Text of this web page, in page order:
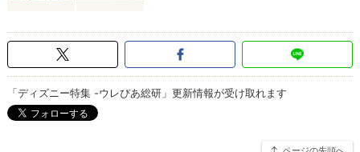
「ディズニー特集 -ウレぴあ総研」更新情報が受け取れます